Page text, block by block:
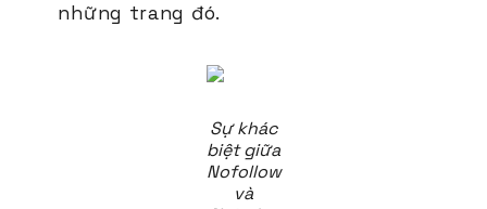
những trang đó.
Sự khác
biệt giữa
Nofollow
và